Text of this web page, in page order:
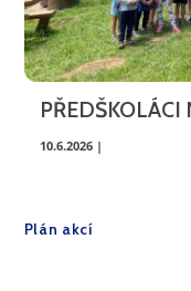
PŘEDŠKOLÁCI
10.6.2026 |
Plán akcí